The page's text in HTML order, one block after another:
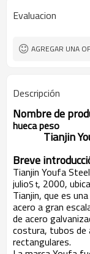
Estándar
Evaluacion
AGREGAR UNA
Descripción
Nombre de
hueca peso
Tianjin
Breve
Tianjin Youfa
julioS t, 2000,
Tianjin, que es
acero a gran
de acero
costura, tubos de
rectangulares.